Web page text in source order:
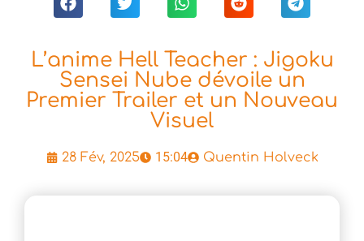
L’anime Hell Teacher : Jigoku
Sensei Nube dévoile un
Premier Trailer et un Nouveau
Visuel
28 Fév, 2025 15:04 Quentin Holveck